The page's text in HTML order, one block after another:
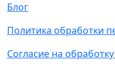
Блог
Политика обработки
Согласие на